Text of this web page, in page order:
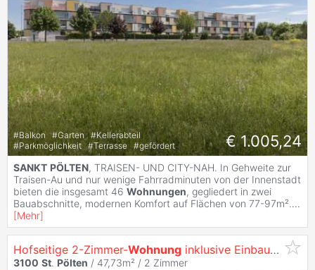
#Balkon #Garten #Kellerabteil
#Parkmöglichkeit #Terrasse #gefördert € 1.005,24
SANKT PÖLTEN, TRAISEN- UND CITY-NAH. In Gehweite zur
Traisen-Au und nur wenige Fahrradminuten von der Innenstadt
bieten die insgesamt 46 Wohnungen, gegliedert in zwei
Bauabschnitte, modernen Komfort auf Flächen von 77-97m²....
[Mehr]
Hofseitige 2-Zimmer-Wohnung inklusive Einbauküche in bester Lage!
3100 St. Pölten / 47,73m² / 2 Zimmer